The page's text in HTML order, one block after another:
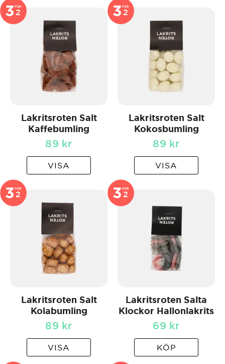
3 FOR
2
Lakritsroten Salt
Kaffebumling
89 kr
VISA
3 FOR
2
Lakritsroten Salt
Kokosbumling
89 kr
VISA
3 FOR
2
Lakritsroten Salt
Kolabumling
89 kr
VISA
3 FOR
2
Lakritsroten Salta
Klockor Hallonlakrits
69 kr
KÖP